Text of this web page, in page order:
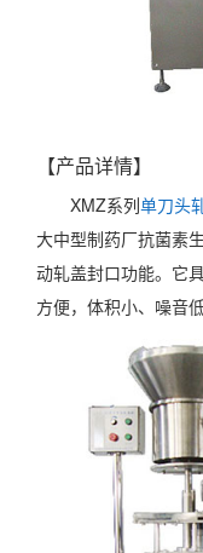
【产品详情】
XMZ系列单刀头
大中型制药厂抗菌素
动轧盖封口功能。它
方便，体积小、噪音